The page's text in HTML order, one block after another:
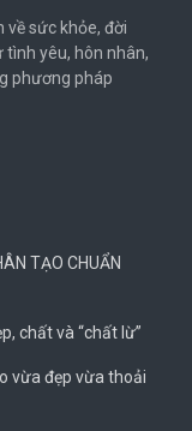
về sức khỏe, đời
tình yêu, hôn nhân,
phương pháp
TẠO CHUẨN
chất và “chất lừ”
vừa đẹp vừa thoải